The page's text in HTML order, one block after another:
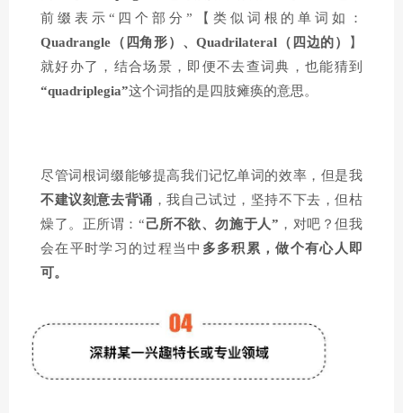
前缀表示“四个部分”【类似词根的单词如：
Quadrangle（四角形）、Quadrilateral（四边的）
】
就好办了，结合场景，即便不去查词典，也能猜到
“quadriplegia”这个词指的是四肢瘫痪的意思。
尽管词根词缀能够提高我们记忆单词的效率，但是我
不建议刻意去背诵 ，我自己试过，坚持不下去，但枯
燥了。正所谓：“己所不欲、勿施于人” ，对吧？但我
会在平时学习的过程当中 多多积累，做个有心人即
可。